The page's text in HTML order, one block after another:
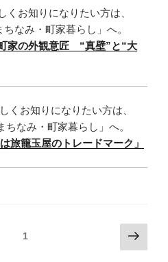
くお知りになりたい方は、
ちなみ・町家暮らし」へ。
町家の外観意匠 “真壁”と“大
くお知りになりたい方は、
ちなみ・町家暮らし」へ。
は旅籠玉屋のトレードマーク」
1
次
の